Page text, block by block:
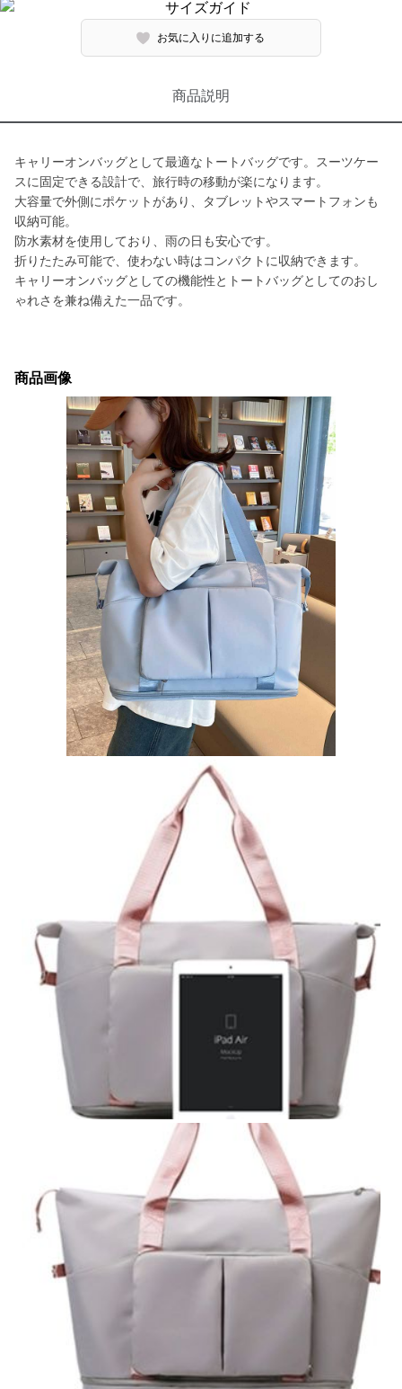
お気に入りに追加する
商品説明
キャリーオンバッグとして最適なトートバッグです。スーツケー
スに固定できる設計で、旅行時の移動が楽になります。
大容量で外側にポケットがあり、タブレットやスマートフォンも
収納可能。
防水素材を使用しており、雨の日も安心です。
折りたたみ可能で、使わない時はコンパクトに収納できます。
キャリーオンバッグとしての機能性とトートバッグとしてのおし
ゃれさを兼ね備えた一品です。
商品画像